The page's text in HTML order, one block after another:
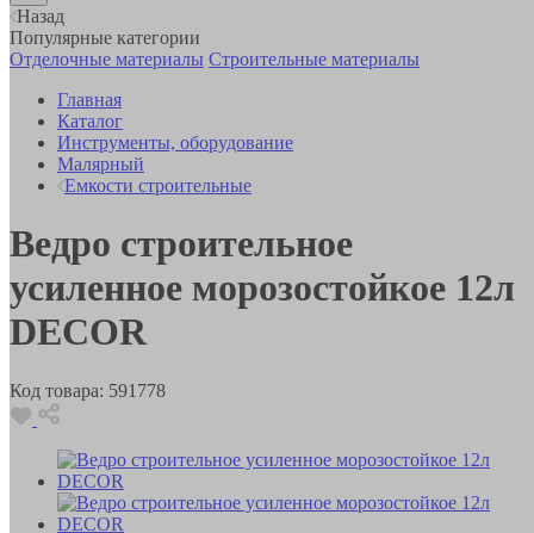
Назад
Популярные категории
Отделочные материалы Строительные материалы
Главная
Каталог
Инструменты, оборудование
Малярный
Емкости строительные
Ведро строительное
усиленное морозостойкое 12л
DECOR
Код товара: 591778